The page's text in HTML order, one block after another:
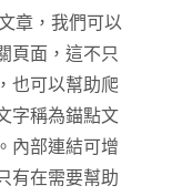
章，我們可以
頁面，這不只
也可以幫助爬
字稱為錨點文
內部連結可增
有在需要幫助